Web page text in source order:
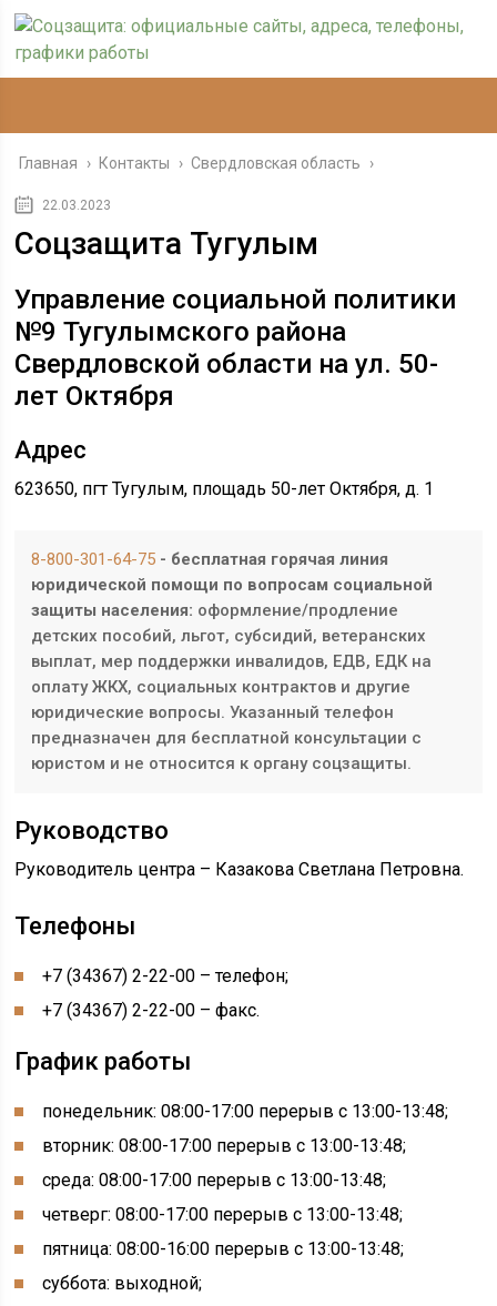
Главная › Контакты › Свердловская область ›
22.03.2023
Соцзащита Тугулым
Управление социальной политики
№9 Тугулымского района
Свердловской области на ул. 50-
лет Октября
Адрес
623650, пгт Тугулым, площадь 50-лет Октября, д. 1
8-800-301-64-75 - бесплатная горячая линия
юридической помощи по вопросам социальной
защиты населения: оформление/продление
детских пособий, льгот, субсидий, ветеранских
выплат, мер поддержки инвалидов, ЕДВ, ЕДК на
оплату ЖКХ, социальных контрактов и другие
юридические вопросы. Указанный телефон
предназначен для бесплатной консультации с
юристом и не относится к органу соцзащиты.
Руководство
Руководитель центра – Казакова Светлана Петровна.
Телефоны
+7 (34367) 2-22-00 – телефон;
+7 (34367) 2-22-00 – факс.
График работы
понедельник: 08:00-17:00 перерыв с 13:00-13:48;
вторник: 08:00-17:00 перерыв с 13:00-13:48;
среда: 08:00-17:00 перерыв с 13:00-13:48;
четверг: 08:00-17:00 перерыв с 13:00-13:48;
пятница: 08:00-16:00 перерыв с 13:00-13:48;
суббота: выходной;